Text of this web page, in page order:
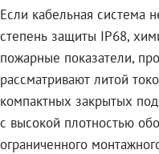
Если кабельная система
степень защиты IP68,
пожарные показатели,
рассматривают литой
компактных закрытых
с высокой плотностью
ограниченного